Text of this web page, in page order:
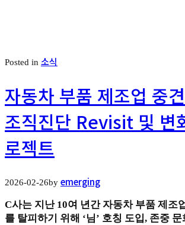
Posted in 소식
자동차 부품 제조업 중
조직진단 Revisit 및 변
로젝트
2026-02-26by emerging
C사는 지난 10여 년간 자동차 부품 제조
를 탈피하기 위해 ‘님’ 호칭 도입, 존중